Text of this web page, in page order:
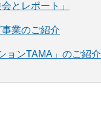
とレポート」
業のご紹介
ョンTAMA」のご紹介